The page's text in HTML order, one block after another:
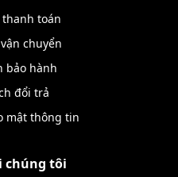
toán
chuyển
bảo hành
đổi trả
mật thông tin
chúng tôi